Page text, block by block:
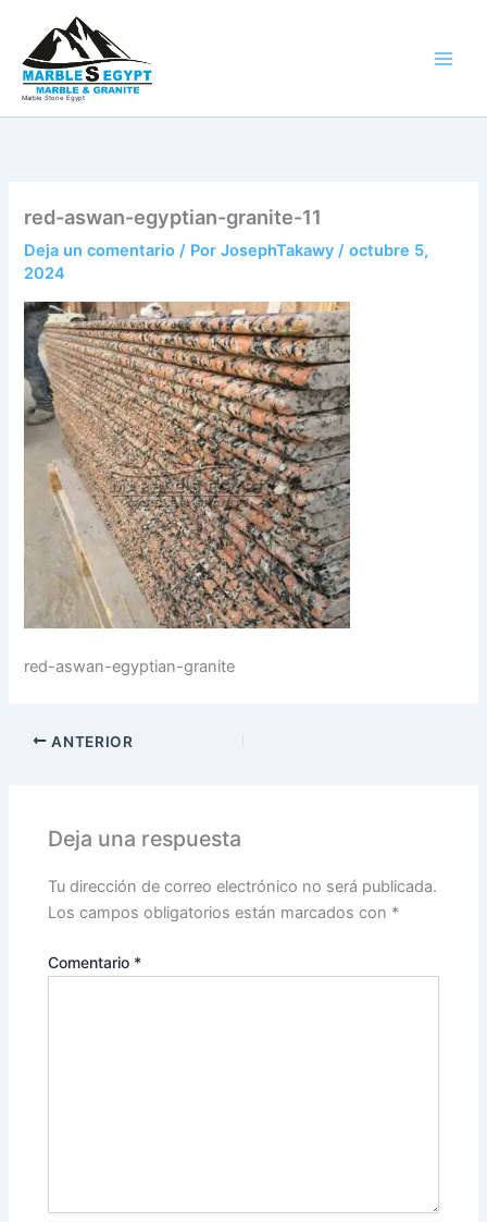
contenido
Marble Stone Egypt
red-aswan-egyptian-granite-11
Deja un comentario / PorJosephTakawy/octubre 5,
2024
red-aswan-egyptian-granite
ANTERIOR
Deja una respuesta
Tu dirección de correo electrónico no será publicada.
Los campos obligatorios están marcados con *
Comentario *